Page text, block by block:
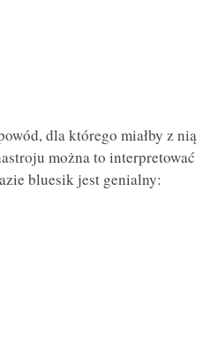
dla którego miałby z nią
można to interpretować
bluesik jest genialny: